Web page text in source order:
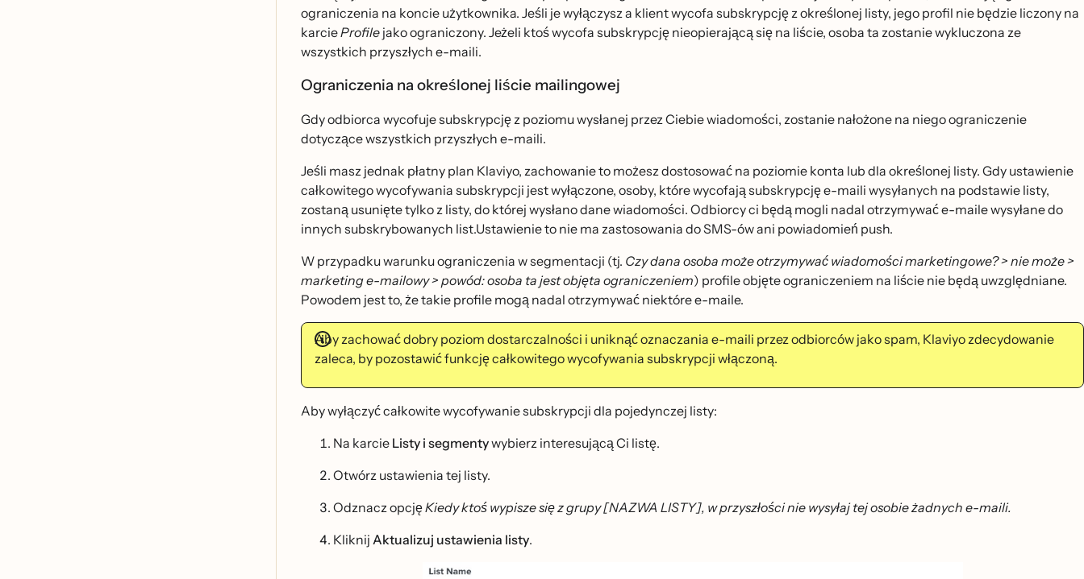
ograniczenia na koncie użytkownika. Jeśli je wyłączysz a klient wycofa subskrypcję z określonej listy, jego profil nie będzie liczony na
karcieProfile jako ograniczony. Jeżeli ktoś wycofa subskrypcję nieopierającą się na liście, osoba ta zostanie wykluczona ze
wszystkich przyszłych e-maili.
Ograniczenia na określonej liście mailingowej
Gdy odbiorca wycofuje subskrypcję z poziomu wysłanej przez Ciebie wiadomości, zostanie nałożone na niego ograniczenie
dotyczące wszystkich przyszłych e-maili.
Jeśli masz jednak płatny plan Klaviyo, zachowanie to możesz dostosować na poziomie konta lub dla określonej listy. Gdy ustawienie
całkowitego wycofywania subskrypcji jest wyłączone, osoby, które wycofają subskrypcję e-maili wysyłanych na podstawie listy,
zostaną usunięte tylko z listy, do której wysłano dane wiadomości. Odbiorcy ci będą mogli nadal otrzymywać e-maile wysyłane do
innych subskrybowanych list.Ustawienie to nie ma zastosowania do SMS-ów ani powiadomień push.
W przypadku warunku ograniczenia w segmentacji (tj. Czy dana osoba może otrzymywać wiadomości marketingowe? > nie może >
marketing e-mailowy > powód: osoba ta jest objęta ograniczeniem) profile objęte ograniczeniem na liście nie będą uwzględniane.
Powodem jest to, że takie profile mogą nadal otrzymywać niektóre e-maile.
Aby zachować dobry poziom dostarczalności i uniknąć oznaczania e-maili przez odbiorców jako spam, Klaviyo zdecydowanie
zaleca, by pozostawić funkcję całkowitego wycofywania subskrypcji włączoną.
Aby wyłączyć całkowite wycofywanie subskrypcji dla pojedynczej listy:
Na karcie Listy i segmentywybierz interesującą Ci listę.
Otwórz ustawienia tej listy.
Odznacz opcjęKiedy ktoś wypisze się z grupy [NAZWA LISTY], w przyszłości nie wysyłaj tej osobie żadnych e-maili.
Kliknij Aktualizuj ustawienia listy.